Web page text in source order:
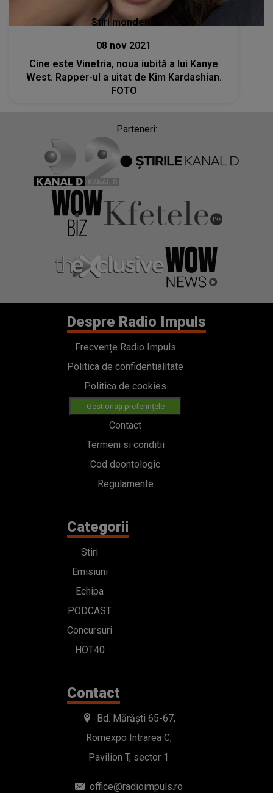
Stiri mondene
08 nov 2021
Cine este Vinetria, noua iubită a lui Kanye
West. Rapper-ul a uitat de Kim Kardashian.
FOTO
Parteneri:
Despre Radio Impuls
Frecvențe Radio Impuls
Politica de confidentialitate
Politica de cookies
Gestionați preferințele
Contact
Termeni si conditii
Cod deontologic
Regulamente
Categorii
Stiri
Emisiuni
Echipa
PODCAST
Concursuri
HOT40
Contact
Bd. Mărăști 65-67,
Romexpo Intrarea C,
Pavilion T, sector 1
office@radioimpuls.ro